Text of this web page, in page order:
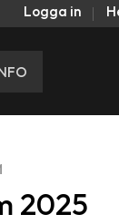
Logga in
2025